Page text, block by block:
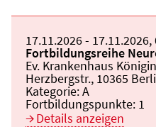
Beginn:
17.11.2026Ende und
- 17.11.2026,
Veranstaltungstitel:
Fortbildungsreihe
Veranstaltungsort:
Ev. Krankenhaus
Herzbergstr., 10365
Kategorie:A
Fortbildungspunkte: 1
Details anzeigen